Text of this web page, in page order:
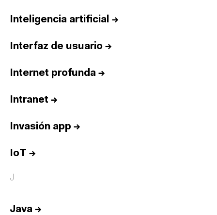
Inteligencia artificial →
Interfaz de usuario →
Internet profunda →
Intranet →
Invasión app →
IoT →
J
Java →